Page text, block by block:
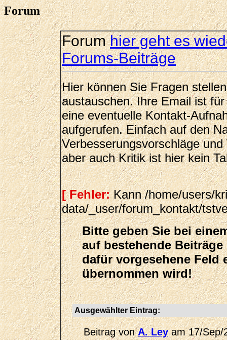
Forum
Forumhier geht es
Forums-Beiträge
Hier können Sie Fragen
austauschen. Ihre Email ist
eine eventuelle Kontakt-
aufgerufen. Einfach auf den
Verbesserungsvorschläge
aber auch Kritik ist hier kein
[ Fehler:Kann /home/users/
data/_user/forum_kontakt/
Bitte geben Sie bei
auf bestehende
dafür vorgesehene Feld
übernommen wird!
Ausgewählter Eintrag:
Beitrag vonA. Leyam 17/Sep/